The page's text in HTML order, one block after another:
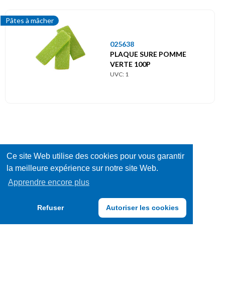
Ce site Web utilise des cookies pour vous garantir
la meilleure expérience sur notre site Web.
Apprendre encore plus
Refuser Autoriser les cookies
Pâtes à mâcher
025638
PLAQUE SURE POMME
VERTE 100P
UVC: 1